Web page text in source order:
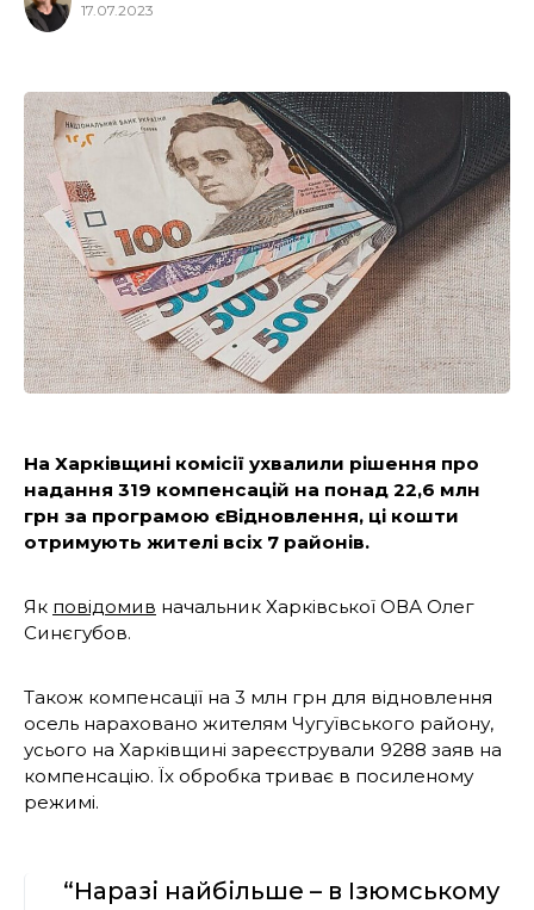
17.07.2023
На Харківщині комісії ухвалили рішення про
надання 319 компенсацій на понад 22,6 млн
грн за програмою єВідновлення, ці кошти
отримують жителі всіх 7 районів.
Як повідомив начальник Харківської ОВА Олег
Синєгубов.
Також компенсації на 3 млн грн для відновлення
осель нараховано жителям Чугуївського району,
усього на Харківщині зареєстрували 9288 заяв на
компенсацію. Їх обробка триває в посиленому
режимі.
“Наразі найбільше – в Ізюмському